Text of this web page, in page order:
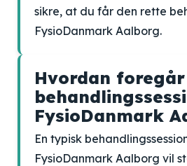
sikre, at du får den rette
FysioDanmark Aalborg.
Hvordan
FysioDanmark
En typisk
FysioDanmark Aalborg vil